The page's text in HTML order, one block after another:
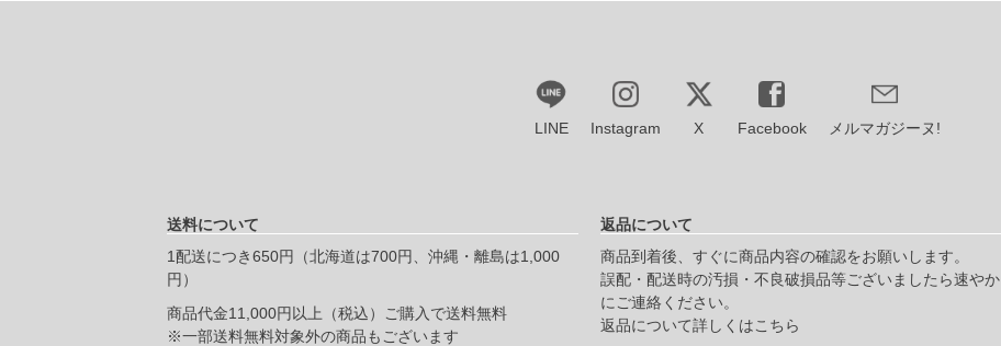
LINE Instagram X Facebook メルマガジーヌ!
送料について
1配送につき650円（北海道は700円、沖縄・離島は1,000
円）
商品代金11,000円以上（税込）ご購入で送料無料
※一部送料無料対象外の商品もございます
返品について
商品到着後、すぐに商品内容の確認をお願いします。
誤配・配送時の汚損・不良破損品等ございましたら速やか
にご連絡ください。
返品について詳しくはこちら